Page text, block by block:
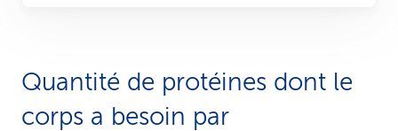
Quantité de protéines dont le
corps a besoin par